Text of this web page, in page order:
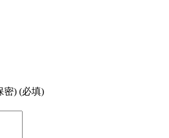
密) (必填)